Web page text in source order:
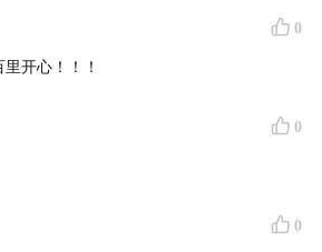
只爱他的夏天 - 丸子里里
生。
余国，中英西语get。曾旅居泰国、
0
开心！！！
0
0